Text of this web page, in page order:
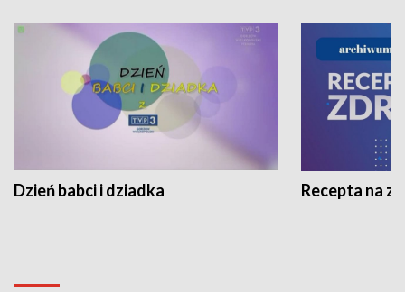
Dzień babci i dziadka Recepta na